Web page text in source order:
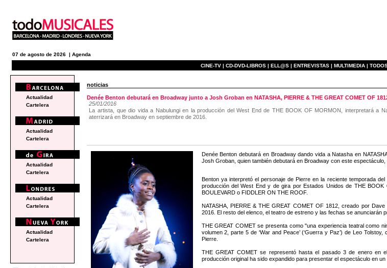
07 de agosto de 2026 | Agenda
CINE-TV | CD-DVD-LIBROS | ELL@S | ENTREVISTAS | MULTIMEDIA |
noticias
Denée Benton debutará en Broadway junto a Josh Groban en NATASHA, PIERRE & THE GREAT COMET OF
25/01/2016
La artista, que dio vida a Nabulungi en la producción del West End de THE BOOK OF MORMON, interpretará a
aterrizará en Broadway en septiembre de 2016.
Denée Benton debutará en Broadway dando vida a Natasha en
Josh Groban, quien también debutará en Broadway con este espectáculo,
Benton ya interpretó el personaje de Pierre en la reciente temporada
producción del West End y de gira por Estados Unidos de THE
BOULEVARD o FIDDLER ON THE ROOF.
NATASHA, PIERRE & THE GREAT COMET OF 1812, creado por
2016. El resto del elenco, el teatro de estreno y las fechas se anunciarán
THE GREAT COMET se presenta como "una experiencia teatral como
volumen 2, parte 5 de ‘War and Peace’ (‘Guerra y Paz’) de Leo
Pierre.
THE GREAT COMET se representó hasta el pasado 3 de enero en
producción original ha sido expandido para presentar el espectáculo en un
Actualidad
Cartelera
Actualidad
Cartelera
Actualidad
Cartelera
Actualidad
Cartelera
Actualidad
Cartelera